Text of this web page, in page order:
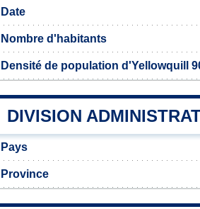
Date
Nombre d'habitants
Densité de population d'Yellowquill
DIVISION
Pays
Province